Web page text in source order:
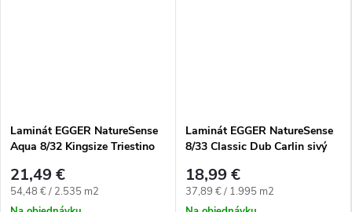
Laminát EGGER NatureSense
Aqua 8/32 Kingsize Triestino
21,49 €
Jednotková cena:
54,48 € / 2.535 m2
Laminát EGGER NatureSense
8/33 Classic Dub Carlin sivý
18,99 €
Jednotková cena:
37,89 € / 1.995 m2